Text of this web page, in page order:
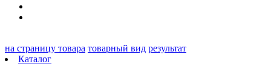
на страницу товара товарный вид результат
Каталог